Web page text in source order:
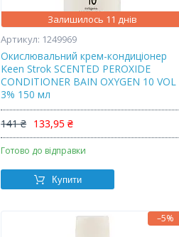
Залишилось 11 днів
1249969
Окислювальний крем-кондиціонер
Keen Strok SCENTED PEROXIDE
CONDITIONER BAIN OXYGEN 10 VOL
3% 150 мл
141 ₴ 133,95 ₴
Готово до відправки
Купити
–5%